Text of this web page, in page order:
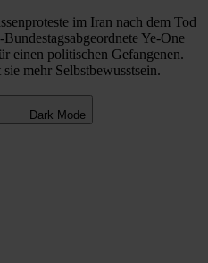
im Iran nach dem Tod
Ye-One
einen politischen Gefangenen.
mehr Selbstbewusstsein.
Dark Mode